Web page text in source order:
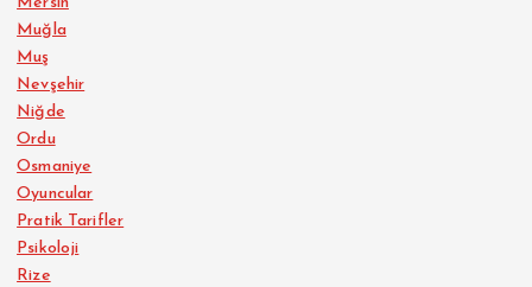
Muğla
Muş
Nevşehir
Niğde
Ordu
Osmaniye
Oyuncular
Pratik Tarifler
Psikoloji
Rize